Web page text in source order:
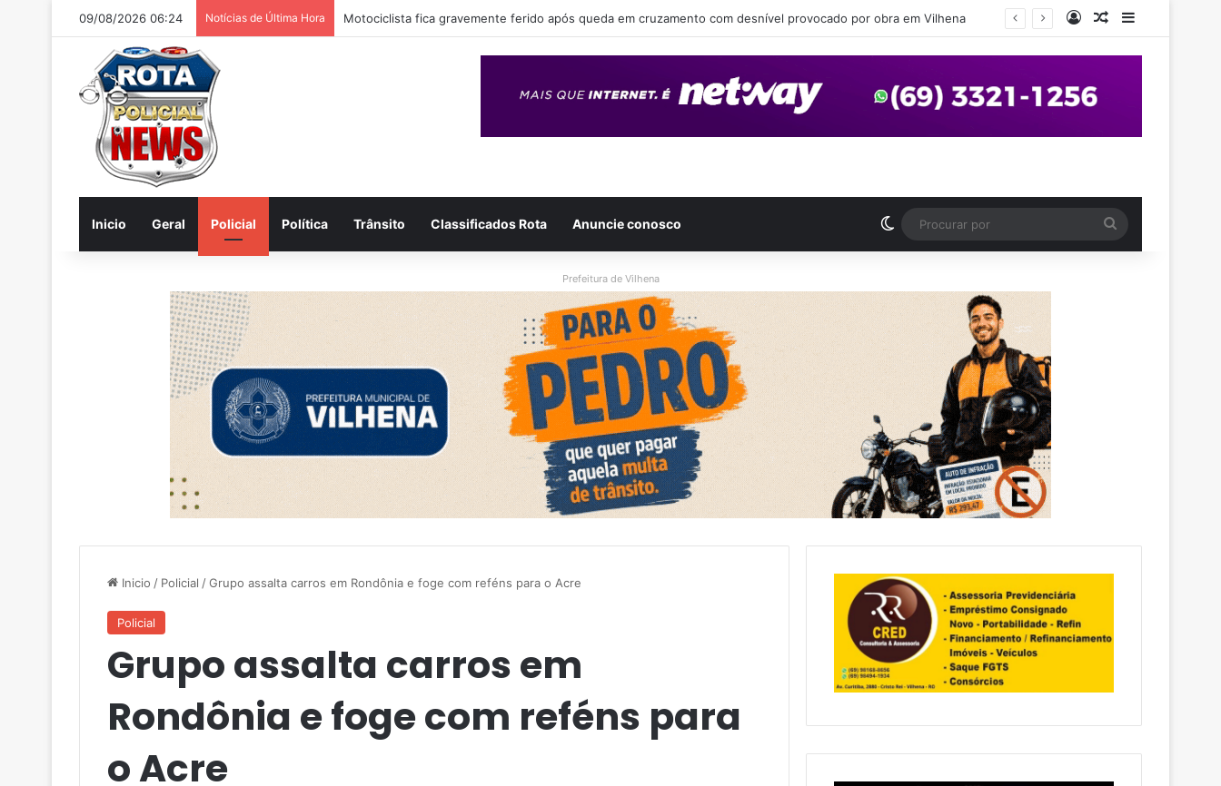
09/08/2026 06:24 Notícias de Última Hora Polícia apreende drogas, dinheiro e simulacro durante ação no bairro Alto Alegre, em Vilhena EntrarArtigo aleatório
Inicio Geral Policial Política Trânsito Classificados Rota Anuncie conosco Switch skin
por
Prefeitura de Vilhena
Inicio / Policial /Grupo assalta carros em Rondônia e foge com reféns para o Acre
Policial
Grupo assalta carros em
Rondônia e foge com reféns para
o Acre